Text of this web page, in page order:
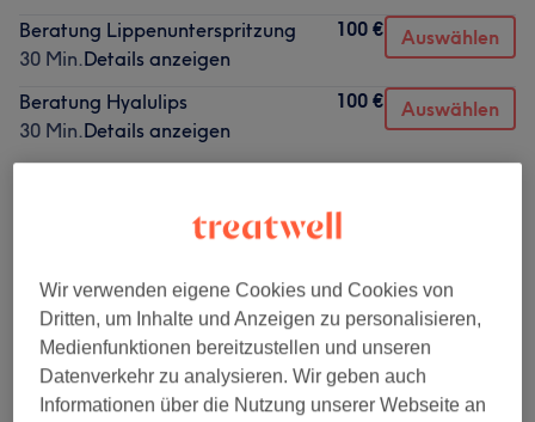
Beratung Lippenunterspritzung
30 Min.Details anzeigen
100 € Auswählen
Beratung Hyalulips
30 Min.Details anzeigen
100 € Auswählen
Hyaluronargumentation (3) 100 €
Permanent Make-Up (3)
Gesichtsbehandlungen (1) 50 €
Wir verwenden eigene Cookies und Cookies von
Dritten, um Inhalte und Anzeigen zu personalisieren,
Medienfunktionen bereitzustellen und unseren
Datenverkehr zu analysieren. Wir geben auch
Informationen über die Nutzung unserer Webseite an